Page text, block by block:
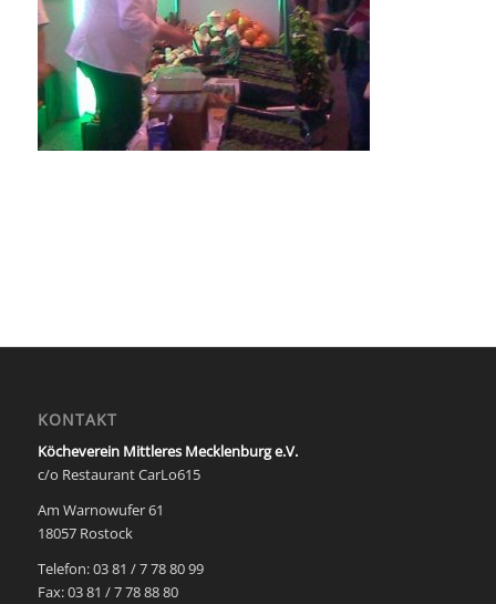
KONTAKT
Köcheverein Mittleres Mecklenburg e.V.
c/o Restaurant CarLo615
Am Warnowufer 61
18057 Rostock
Telefon: 03 81 / 7 78 80 99
Fax: 03 81 / 7 78 88 80